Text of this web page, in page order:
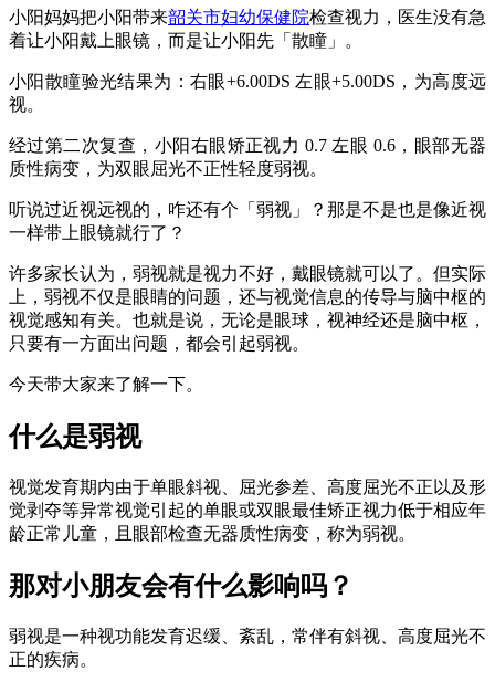
小阳妈妈把小阳带来韶关市妇幼保健院检查视力，医生没有急
着让小阳戴上眼镜，而是让小阳先「散瞳」。
小阳散瞳验光结果为：右眼+6.00DS 左眼+5.00DS，为高度远
视。
经过第二次复查，小阳右眼矫正视力 0.7 左眼 0.6，眼部无器
质性病变，为双眼屈光不正性轻度弱视。
听说过近视远视的，咋还有个「弱视」？那是不是也是像近视
一样带上眼镜就行了？
许多家长认为，弱视就是视力不好，戴眼镜就可以了。但实际
上，弱视不仅是眼睛的问题，还与视觉信息的传导与脑中枢的
视觉感知有关。也就是说，无论是眼球，视神经还是脑中枢，
只要有一方面出问题，都会引起弱视。
今天带大家来了解一下。
什么是弱视
视觉发育期内由于单眼斜视、屈光参差、高度屈光不正以及形
觉剥夺等异常视觉引起的单眼或双眼最佳矫正视力低于相应年
龄正常儿童，且眼部检查无器质性病变，称为弱视。
那对小朋友会有什么影响吗？
弱视是一种视功能发育迟缓、紊乱，常伴有斜视、高度屈光不
正的疾病。